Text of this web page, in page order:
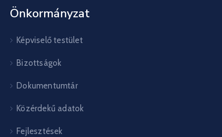
Önkormányzat
Képviselő testület
Bizottságok
Dokumentumtár
Közérdekű adatok
Fejlesztések